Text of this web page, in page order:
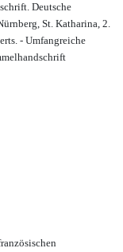
Deutsche
St. Katharina, 2.
- Umfangreiche